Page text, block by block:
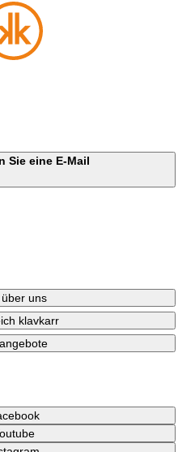
Sie eine E-Mail
uns
klavkarr